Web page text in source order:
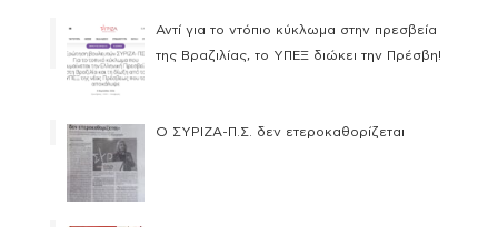
Αντί για το ντόπιο κύκλωμα στην πρεσβεία
της Βραζιλίας, το ΥΠΕΞ διώκει την Πρέσβη!
Ο ΣΥΡΙΖΑ-Π.Σ. δεν ετεροκαθορίζεται